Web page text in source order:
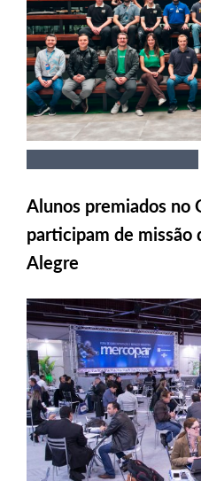
Alunos premiados no
participam de missão
Alegre